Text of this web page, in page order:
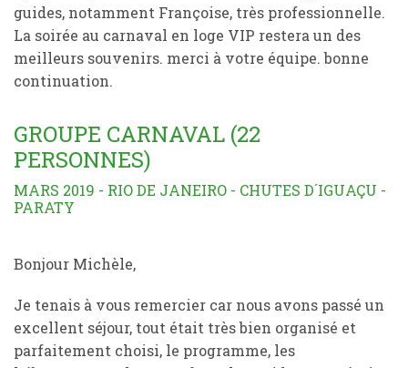
guides, notamment Françoise, très professionnelle.
La soirée au carnaval en loge VIP restera un des
meilleurs souvenirs. merci à votre équipe. bonne
continuation.
GROUPE CARNAVAL (22
PERSONNES)
MARS 2019 - RIO DE JANEIRO - CHUTES D´IGUAÇU -
PARATY
Bonjour Michèle,
Je tenais à vous remercier car nous avons passé un
excellent séjour, tout était très bien organisé et
parfaitement choisi, le programme, les